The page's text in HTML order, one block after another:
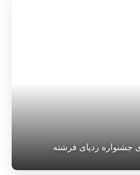
جشنواره ردپای فرشته